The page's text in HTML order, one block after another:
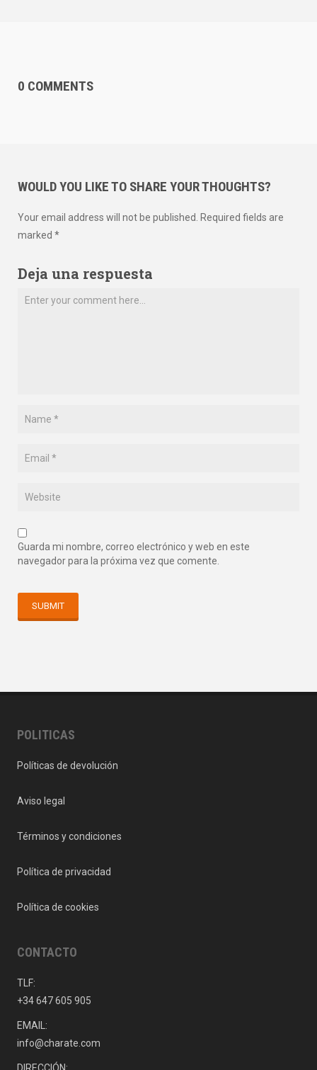
0 COMMENTS
WOULD YOU LIKE TO SHARE YOUR THOUGHTS?
Your email address will not be published. Required fields are
marked *
Deja una respuesta
Guarda mi nombre, correo electrónico y web en este
navegador para la próxima vez que comente.
POLITICAS
Políticas de devolución
Aviso legal
Términos y condiciones
Política de privacidad
Política de cookies
CONTACTO
TLF:
+34 647 605 905
EMAIL:
info@charate.com